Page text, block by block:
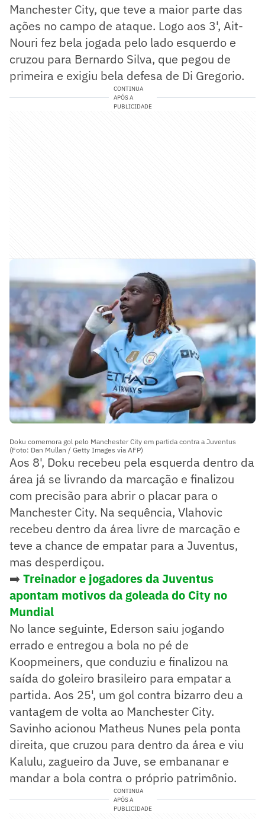
Manchester City, que teve a maior parte das
ações no campo de ataque. Logo aos 3', Ait-
Nouri fez bela jogada pelo lado esquerdo e
cruzou para Bernardo Silva, que pegou de
primeira e exigiu bela defesa de Di Gregorio.
CONTINUA
APÓS A
PUBLICIDADE
Doku comemora gol pelo Manchester City em partida contra a Juventus
(Foto: Dan Mullan / Getty Images via AFP)
Aos 8', Doku recebeu pela esquerda dentro da
área já se livrando da marcação e finalizou
com precisão para abrir o placar para o
Manchester City. Na sequência, Vlahovic
recebeu dentro da área livre de marcação e
teve a chance de empatar para a Juventus,
mas desperdiçou.
➡️ Treinador e jogadores da Juventus
apontam motivos da goleada do City no
Mundial
No lance seguinte, Ederson saiu jogando
errado e entregou a bola no pé de
Koopmeiners, que conduziu e finalizou na
saída do goleiro brasileiro para empatar a
partida. Aos 25', um gol contra bizarro deu a
vantagem de volta ao Manchester City.
Savinho acionou Matheus Nunes pela ponta
direita, que cruzou para dentro da área e viu
Kalulu, zagueiro da Juve, se embananar e
mandar a bola contra o próprio patrimônio.
CONTINUA
APÓS A
PUBLICIDADE